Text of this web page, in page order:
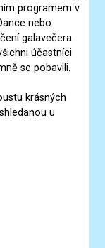
programem v
nebo
galavečera
účastníci
se pobavili.
krásných
u